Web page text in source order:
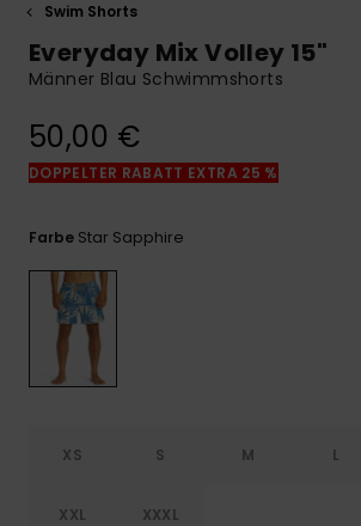
Finden Sie
unser
Kontaktformular.
Swim Shorts
Everyday Mix Volley 15"
Männer Blau Schwimmshorts
50,00 €
DOPPELTER RABATT EXTRA 25 %
Farbe Star Sapphire
XS S M L
XXL XXXL